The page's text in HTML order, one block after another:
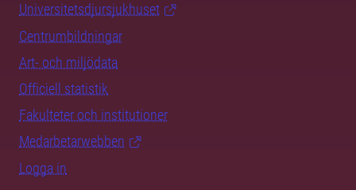
Universitetsdjursjukhuset
Centrumbildningar
Art- och miljödata
Officiell statistik
Fakulteter och institutioner
Medarbetarwebben
Logga in